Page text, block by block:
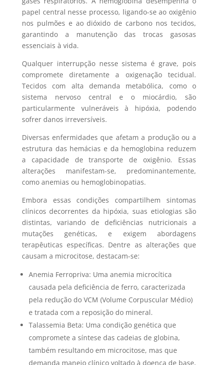
papel central nesse processo, ligando-se ao oxigênio
nos pulmões e ao dióxido de carbono nos tecidos,
garantindo a manutenção das trocas gasosas
essenciais à vida.
Qualquer interrupção nesse sistema é grave, pois
compromete diretamente a oxigenação tecidual.
Tecidos com alta demanda metabólica, como o
sistema nervoso central e o miocárdio, são
particularmente vulneráveis à hipóxia, podendo
sofrer danos irreversíveis.
Diversas enfermidades que afetam a produção ou a
estrutura das hemácias e da hemoglobina reduzem
a capacidade de transporte de oxigênio. Essas
alterações manifestam-se, predominantemente,
como anemias ou hemoglobinopatias.
Embora essas condições compartilhem sintomas
clínicos decorrentes da hipóxia, suas etiologias são
distintas, variando de deficiências nutricionais a
mutações genéticas, e exigem abordagens
terapêuticas específicas. Dentre as alterações que
causam a microcitose, destacam-se:
Anemia Ferropriva: Uma anemia microcítica
causada pela deficiência de ferro, caracterizada
pela redução do VCM (Volume Corpuscular Médio)
e tratada com a reposição do mineral.
Talassemia Beta: Uma condição genética que
compromete a síntese das cadeias de globina,
também resultando em microcitose, mas que
demanda manejo clínico voltado à doença de base,